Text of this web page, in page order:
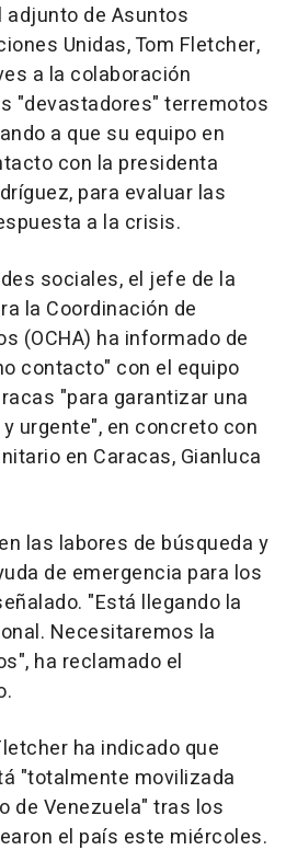
de Asuntos
Unidas, Tom Fletcher,
a la colaboración
"devastadores" terremotos
a que su equipo en
con la presidenta
para evaluar las
a la crisis.
sociales, el jefe de la
la Coordinación de
(OCHA) ha informado de
contacto" con el equipo
"para garantizar una
urgente", en concreto con
en Caracas, Gianluca
las labores de búsqueda y
de emergencia para los
"Está llegando la
Necesitaremos la
ha reclamado el
ha indicado que
"totalmente movilizada
de Venezuela" tras los
el país este miércoles.